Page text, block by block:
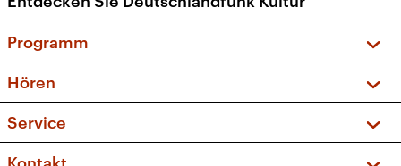
Programm
Sendungen und Podcasts
Musikliste
Kakadu – Das Kinderprogramm
Hören
Frequenzen (UKW + DAB+)
Service
FAQ